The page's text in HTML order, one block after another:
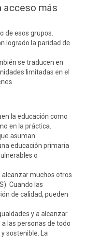
acceso más
de esos grupos.
logrado la paridad de
se traducen en
limitadas en el
la educación como
en la práctica.
asuman
educación primaria
o
alcanzar muchos otros
Cuando las
de calidad, pueden
y a alcanzar
las personas de todo
sostenible. La